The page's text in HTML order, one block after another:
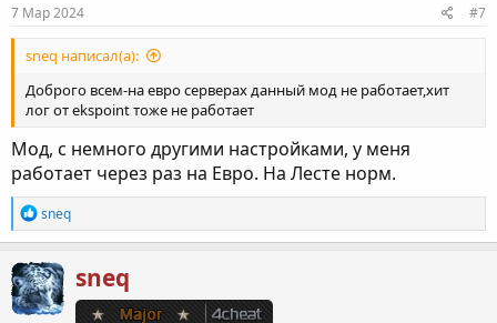
7 Мар 2024 #7
sneq написал(а):
Доброго всем-на евро серверах данный мод не работает,хит
лог от ekspoint тоже не работает
Мод, с немного другими настройками, у меня
работает через раз на Евро. На Лесте норм.
Р
е
а
к
ц
и
и
sneq
sneq